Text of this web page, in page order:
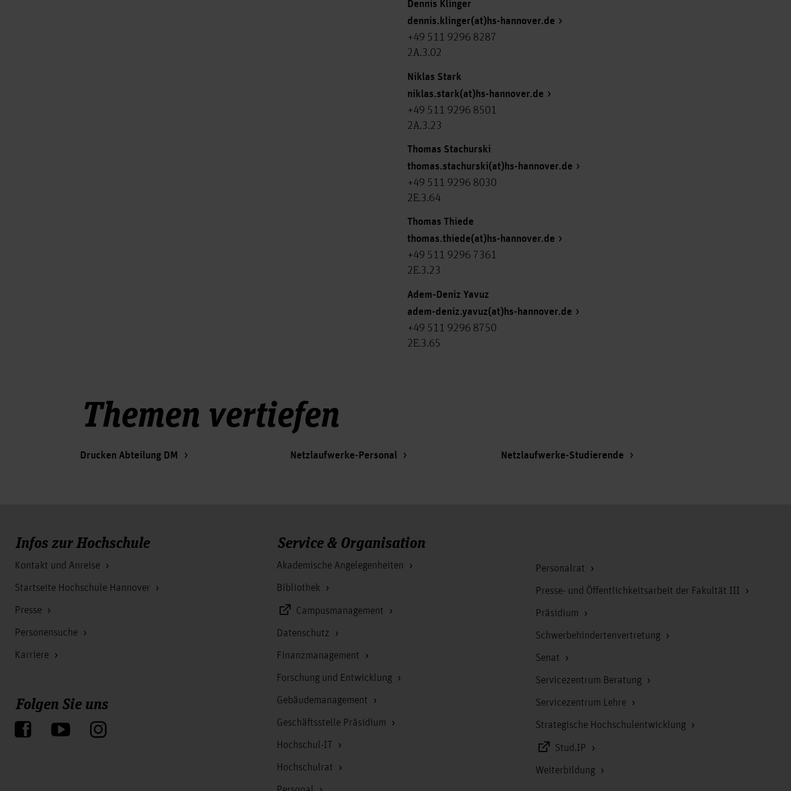
Dennis Klinger
dennis.klinger(at)hs-hannover.de
+49 511 9296 8287
2A.3.02
Niklas Stark
niklas.stark(at)hs-hannover.de
+49 511 9296 8501
2A.3.23
Thomas Stachurski
thomas.stachurski(at)hs-hannover.de
+49 511 9296 8030
2E.3.64
Thomas Thiede
thomas.thiede(at)hs-hannover.de
+49 511 9296 7361
2E.3.23
Adem-Deniz Yavuz
adem-deniz.yavuz(at)hs-hannover.de
+49 511 9296 8750
2E.3.65
Themen vertiefen
Drucken Abteilung DM Netzlaufwerke-Personal Netzlaufwerke-Studierende
Infos zur Hochschule
Kontakt und Anreise
Startseite Hochschule Hannover
Presse
Personensuche
Karriere
Folgen Sie uns
Service & Organisation
Akademische Angelegenheiten
Bibliothek
Campusmanagement
Datenschutz
Finanzmanagement
Forschung und Entwicklung
Gebäudemanagement
Geschäftsstelle Präsidium
Hochschul-IT
Hochschulrat
Personalrat
Presse- und Öffentlichkeitsarbeit der Fakultät III
Präsidium
Schwerbehindertenvertretung
Senat
Servicezentrum Beratung
Servicezentrum Lehre
Strategische Hochschulentwicklung
Stud.IP
Weiterbildung